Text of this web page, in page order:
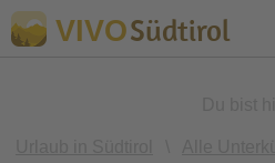
VIVOSüdtirol